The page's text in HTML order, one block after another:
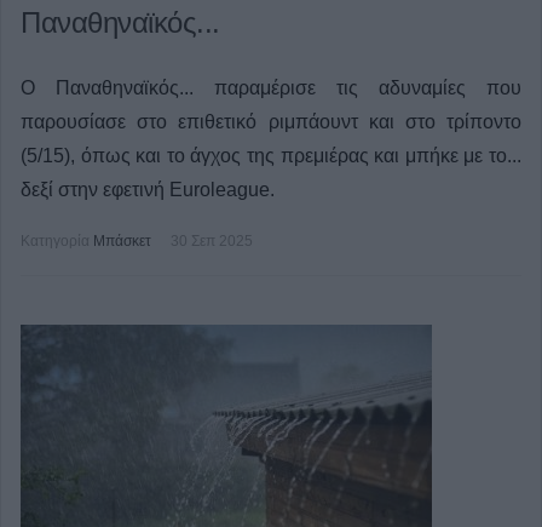
Παναθηναϊκός...
Ο Παναθηναϊκός... παραμέρισε τις αδυναμίες που
παρουσίασε στο επιθετικό ριμπάουντ και στο τρίποντο
(5/15), όπως και το άγχος της πρεμιέρας και μπήκε με το...
δεξί στην εφετινή Euroleague.
Κατηγορία Μπάσκετ 30 Σεπ 2025